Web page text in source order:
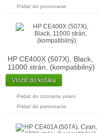
Pridať do porovnanie
HP CE400X (507X), Black,
11000 strán, (kompatibilný)
Vložiť do košíka
Pridať do zoznamu prianí
Pridať do porovnanie